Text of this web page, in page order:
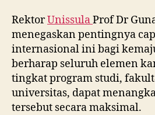
RektorUnissulaProf Dr
menegaskan pentingnya
internasional ini bagi
berharap seluruh elemen
tingkat program studi,
universitas, dapat
tersebut secara maksimal.